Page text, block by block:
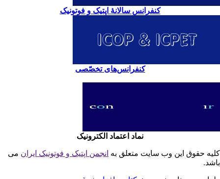
کنفرانس سالانۀ اپتیک و فوتونیک
کنفرانس‌های تخصّصی
نماد اعتماد الکترونیک
حقوق این وب سایت متعلق بهانجمن اپتیک و فوتونیک ایران می